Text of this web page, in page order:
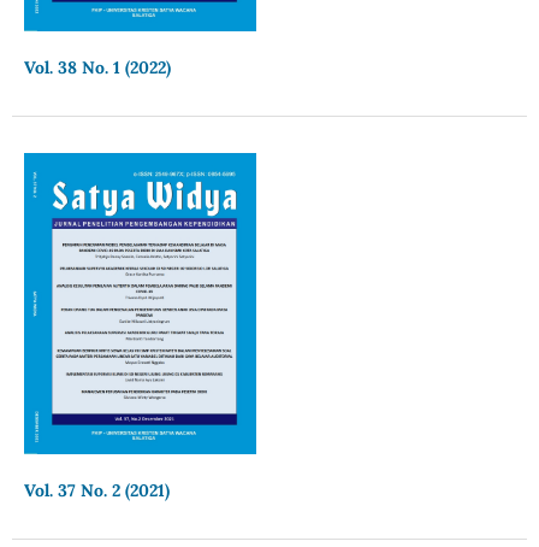
Vol. 38 No. 1 (2022)
Vol. 37 No. 2 (2021)